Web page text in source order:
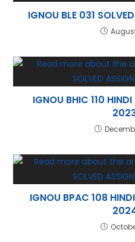
IGNOU BLE 031
IGNOU BHIC 110
IGNOU BPAC 108